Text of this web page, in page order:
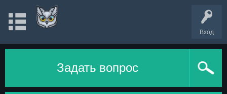
Вход
Задать вопрос